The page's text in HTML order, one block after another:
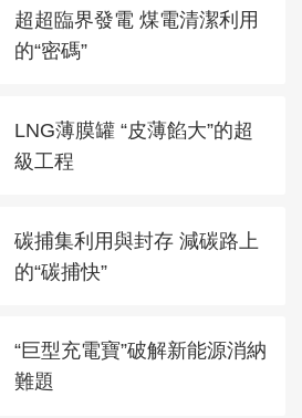
超超臨界發電 煤電清潔利用
的“密碼”
LNG薄膜罐 “皮薄餡大”的超
級工程
碳捕集利用與封存 減碳路上
的“碳捕快”
“巨型充電寶”破解新能源消納
難題